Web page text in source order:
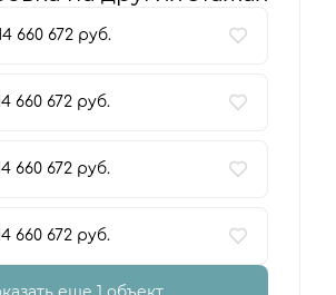
660 672 руб.
660 672 руб.
660 672 руб.
660 672 руб.